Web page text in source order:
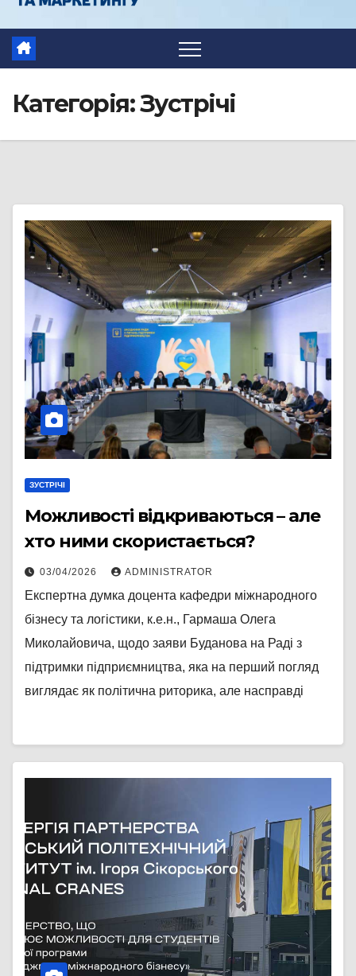
Категорія:Зустрічі
ЗУСТРІЧІ
Можливості відкриваються – але
хто ними скористається?
03/04/2026 ADMINISTRATOR
Експертна думка доцента кафедри міжнародного
бізнесу та логістики, к.е.н., Гармаша Олега
Миколайовича, щодо заяви Буданова на Раді з
підтримки підприємництва, яка на перший погляд
виглядає як політична риторика, але насправді